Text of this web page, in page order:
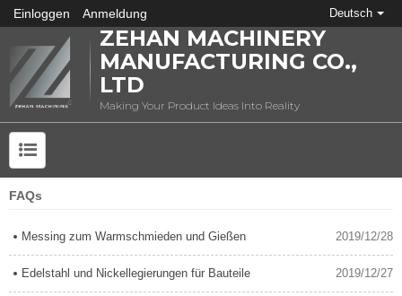
Einloggen Anmeldung Deutsch
ZEHAN MACHINERY
MANUFACTURING CO.,
LTD
Making Your Product Ideas Into Reality
FAQs
Messing zum Warmschmieden und Gießen 2019/12/28
Edelstahl und Nickellegierungen für Bauteile 2019/12/27